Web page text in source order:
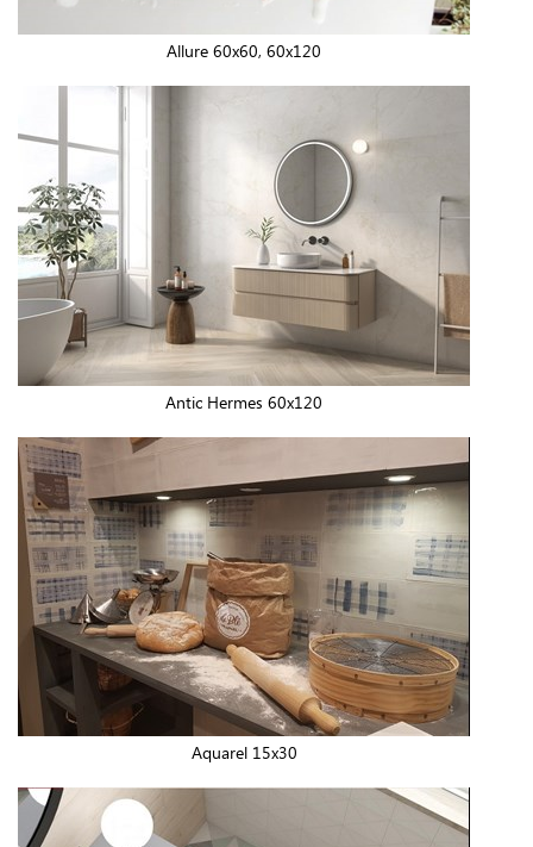
Allure 60x60, 60x120
Antic Hermes 60x120
Aquarel 15x30